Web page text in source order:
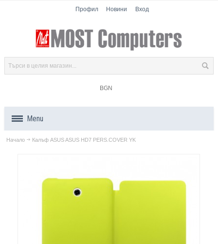
Профил Новини Вход
BGN
Menu
Продукти
Начало Калъф ASUS ASUS HD7 PERS.COVER YK